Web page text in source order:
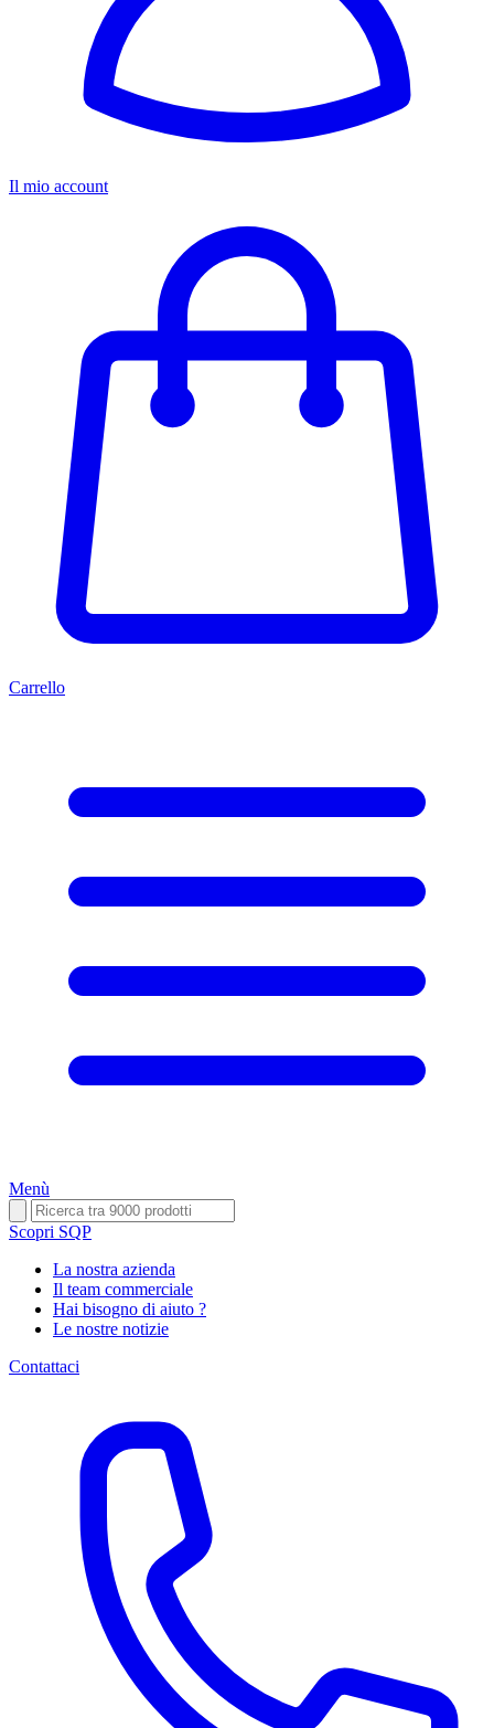
Il mio account
Carrello
Menù
Scopri SQP
La nostra azienda
Il team commerciale
Hai bisogno di aiuto ?
Le nostre notizie
Contattaci